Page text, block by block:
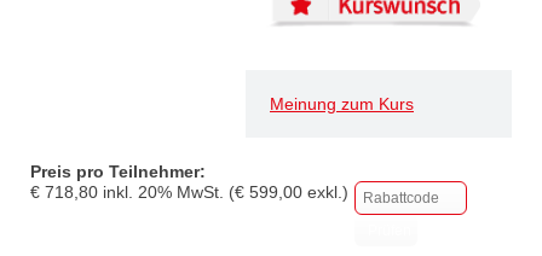
Meinung zum Kurs
Preis pro Teilnehmer:
€ 718,80 inkl. 20% MwSt. (€ 599,00 exkl.)